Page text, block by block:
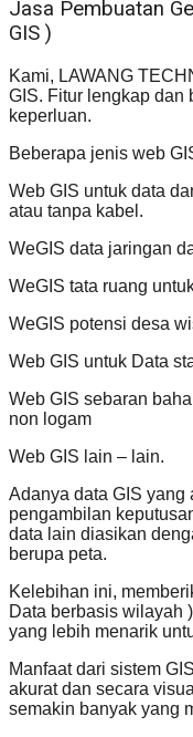
Jasa Pembuatan
GIS )
Kami, LAWANG
GIS. Fitur lengkap dan
keperluan.
Beberapa jenis web
Web GIS untuk data
atau tanpa kabel.
WeGIS data jaringan
WeGIS tata ruang
WeGIS potensi desa
Web GIS untuk Data
Web GIS sebaran
non logam
Web GIS lain – lain.
Adanya data GIS yang
pengambilan
data lain diasikan
berupa peta.
Kelebihan ini,
Data berbasis wilayah
yang lebih menarik
Manfaat dari sistem
akurat dan secara
semakin banyak yang